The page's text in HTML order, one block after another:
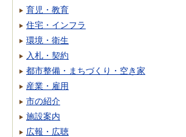
育児・教育
住宅・インフラ
環境・衛生
入札・契約
都市整備・まちづくり・空き家
産業・雇用
市の紹介
施設案内
広報・広聴